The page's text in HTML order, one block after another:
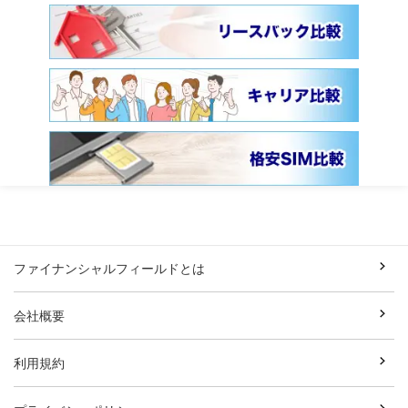
ファイナンシャルフィールドとは
会社概要
利用規約